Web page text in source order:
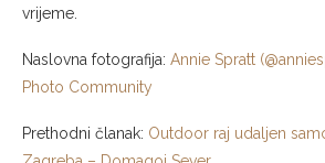
vrijeme.
Naslovna fotografija: Annie Spratt
Photo Community
Prethodni članak: Outdoor raj udaljen